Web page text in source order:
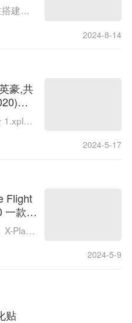
飞行仿真爱好者或从业人员在搭建和调试Simulink飞行仿真模型时，除了使用Simulink自带的航空仪表模块进行模型运行监测以外，经常需要有一个三维空间立体感强的飞行可视化方式，来对模型的运行正确性、飞行控制律的设计效果等进行直观观察。 另外，如果仅用于...
2024-8-14
豪,共
二
携手不世英豪，共掌武林风云 1.xplane插件开发人员； 2.xplane机模开发人员； 3.xplane地景开发人员； 4.P3D上位机开发人员； 有开发经验和业余时间的可共掌武林风云。 1. 航空宝产品目录第二期 2.桌面级飞行教学系统完成交付验收 3.革新无人...
2024-5-17
Flight
一款超
已 iOS游戏屋 游戏介绍 游戏名： X-Plane FlightSimulator xplane10 系统要求：需要15.0或更高版本 游戏大小：538.3MB 游戏语言：支持中文 兼容设备：iPhone、iPad 游戏简介 X-Plane Flight Simulator是一款超高自由度...
2024-5-9
贴